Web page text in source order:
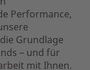
Performance,
Grundlage
– und für
mit Ihnen.